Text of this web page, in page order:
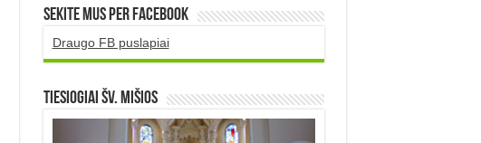
Sekite mus per Facebook
Draugo FB puslapiai
TIESIOGIAI šv. MIŠIOS